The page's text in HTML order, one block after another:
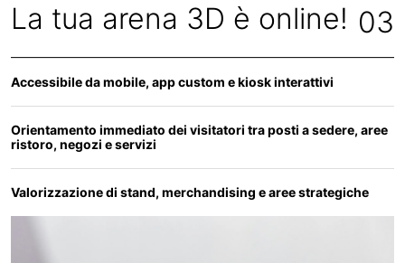
La tua arena 3D è online! 03
Accessibile da mobile, app custom e kiosk interattivi
Orientamento immediato dei visitatori tra posti a sedere, aree
ristoro, negozi e servizi
Valorizzazione di stand, merchandising e aree strategiche